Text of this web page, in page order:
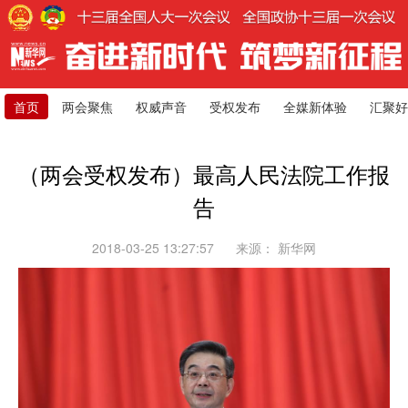
首页 两会聚焦 权威声音 受权发布 全媒新体验 汇聚
（两会受权发布）最高人民法院工作报
告
2018-03-25 13:27:57 来源： 新华网